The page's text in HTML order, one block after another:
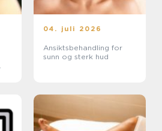
04. juli 2026
Ansiktsbehandling for
sunn og sterk hud